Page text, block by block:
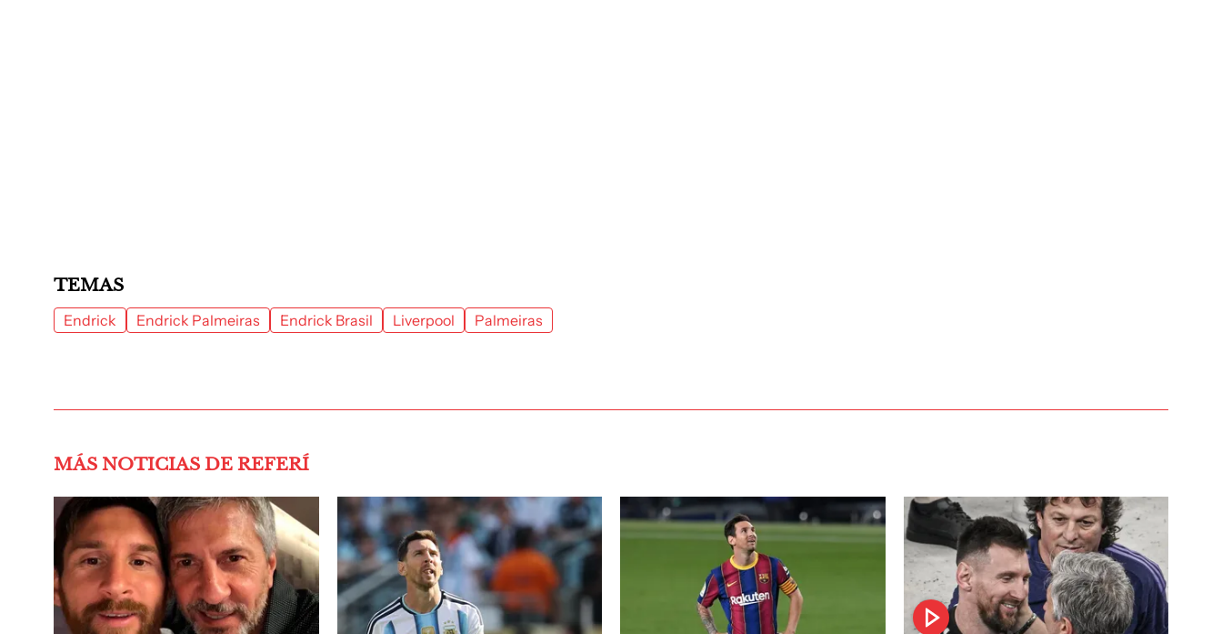
TEMAS
Endrick Endrick Palmeiras Endrick Brasil Liverpool Palmeiras
MÁS NOTICIAS DE REFERÍ